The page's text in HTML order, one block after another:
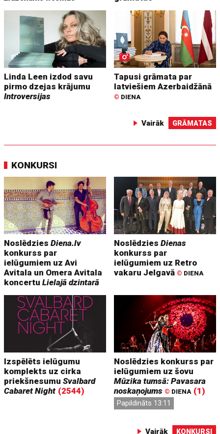
Linda Leen izdod savu
pirmo dzejas krājumu
Introversijas
Tapusi grāmata par
latviešiem Azerbaidžānā
© DIENA
Vairāk GRĀMATAS
KONKURSI
NoslēdziesDiena.lv
konkurss par
ielūgumiem uz Avi
Avitala un Omera Avitala
koncertuLielajā dzintarā
NoslēdziesDienas
konkurss par
ielūgumiem uz Retro
vakaru Jelgavā © DIENA
Izspēlēts ielūgumu
komplekts uz cirka
priekšnesumuSvalbard
Cabaret Night (2544)
Noslēdzies konkurss par
ielūgumiem uz šovu
Mūzika tumsā: Pavasara
noskaņojums © DIENA (1)
Papildināts 13:11
Vairāk KONKURSI